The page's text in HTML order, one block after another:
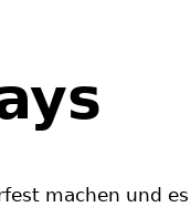
machen und